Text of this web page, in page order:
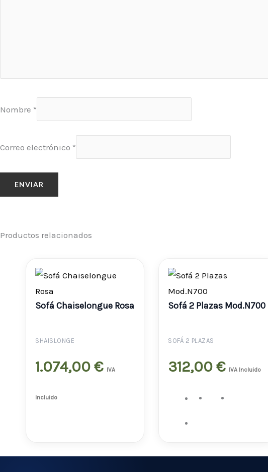
Nombre *
Correo electrónico *
Productos relacionados
Sofá Chaiselongue Rosa
SHAISLONGE
1.074,00€ IVA
Incluido
Sofá 2 Plazas Mod.N700
SOFÁ 2 PLAZAS
312,00€ IVA Incluido